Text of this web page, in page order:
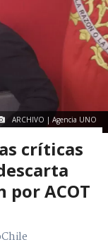
ARCHIVO | Agencia UNO
críticas
ACOT